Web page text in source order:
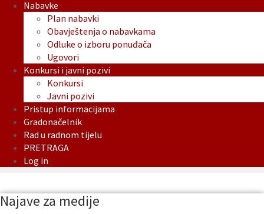
Nabavke
Plan nabavki
Obavještenja o nabavkama
Odluke o izboru ponuđača
Ugovori
Konkursi i javni pozivi
Konkursi
Javni pozivi
Pristup informacijama
Gradonačelnik
Rad u radnom tijelu
PRETRAGA
Log in
Najave za medije